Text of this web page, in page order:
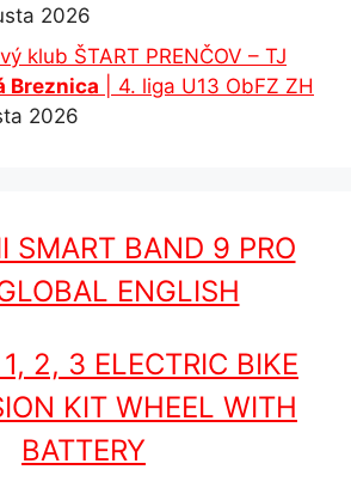
2026
klub ŠTART PRENČOV – TJ
Breznica | 4. liga U13 ObFZ ZH
2026
SMART BAND 9 PRO
ENGLISH
2, 3 ELECTRIC BIKE
KIT WHEEL WITH
BATTERY